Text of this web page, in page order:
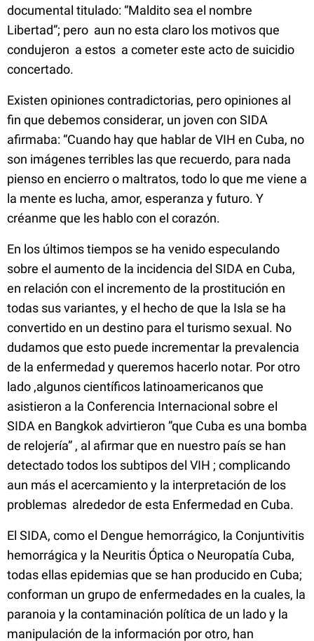
documental titulado: “Maldito sea el nombre
Libertad”; pero aun no esta claro los motivos que
condujeron a estos a cometer este acto de suicidio
concertado.
Existen opiniones contradictorias, pero opiniones al
fin que debemos considerar, un joven con SIDA
afirmaba: “Cuando hay que hablar de VIH en Cuba, no
son imágenes terribles las que recuerdo, para nada
pienso en encierro o maltratos, todo lo que me viene a
la mente es lucha, amor, esperanza y futuro. Y
créanme que les hablo con el corazón.
En los últimos tiempos se ha venido especulando
sobre el aumento de la incidencia del SIDA en Cuba,
en relación con el incremento de la prostitución en
todas sus variantes, y el hecho de que la Isla se ha
convertido en un destino para el turismo sexual. No
dudamos que esto puede incrementar la prevalencia
de la enfermedad y queremos hacerlo notar. Por otro
lado ,algunos científicos latinoamericanos que
asistieron a la Conferencia Internacional sobre el
SIDA en Bangkok advirtieron ”que Cuba es una bomba
de relojería” , al afirmar que en nuestro país se han
detectado todos los subtipos del VIH ; complicando
aun más el acercamiento y la interpretación de los
problemas alrededor de esta Enfermedad en Cuba.
El SIDA, como el Dengue hemorrágico, la Conjuntivitis
hemorrágica y la Neuritis Óptica o Neuropatía Cuba,
todas ellas epidemias que se han producido en Cuba;
conforman un grupo de enfermedades en la cuales, la
paranoia y la contaminación política de un lado y la
manipulación de la información por otro, han